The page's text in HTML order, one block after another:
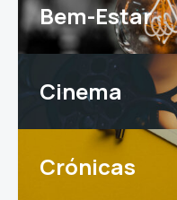
Bem-Estar
Cinema
Crónicas